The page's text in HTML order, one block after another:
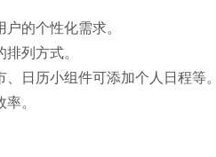
的个性化需求。
列方式。
日历小组件可添加个人日程等。
。